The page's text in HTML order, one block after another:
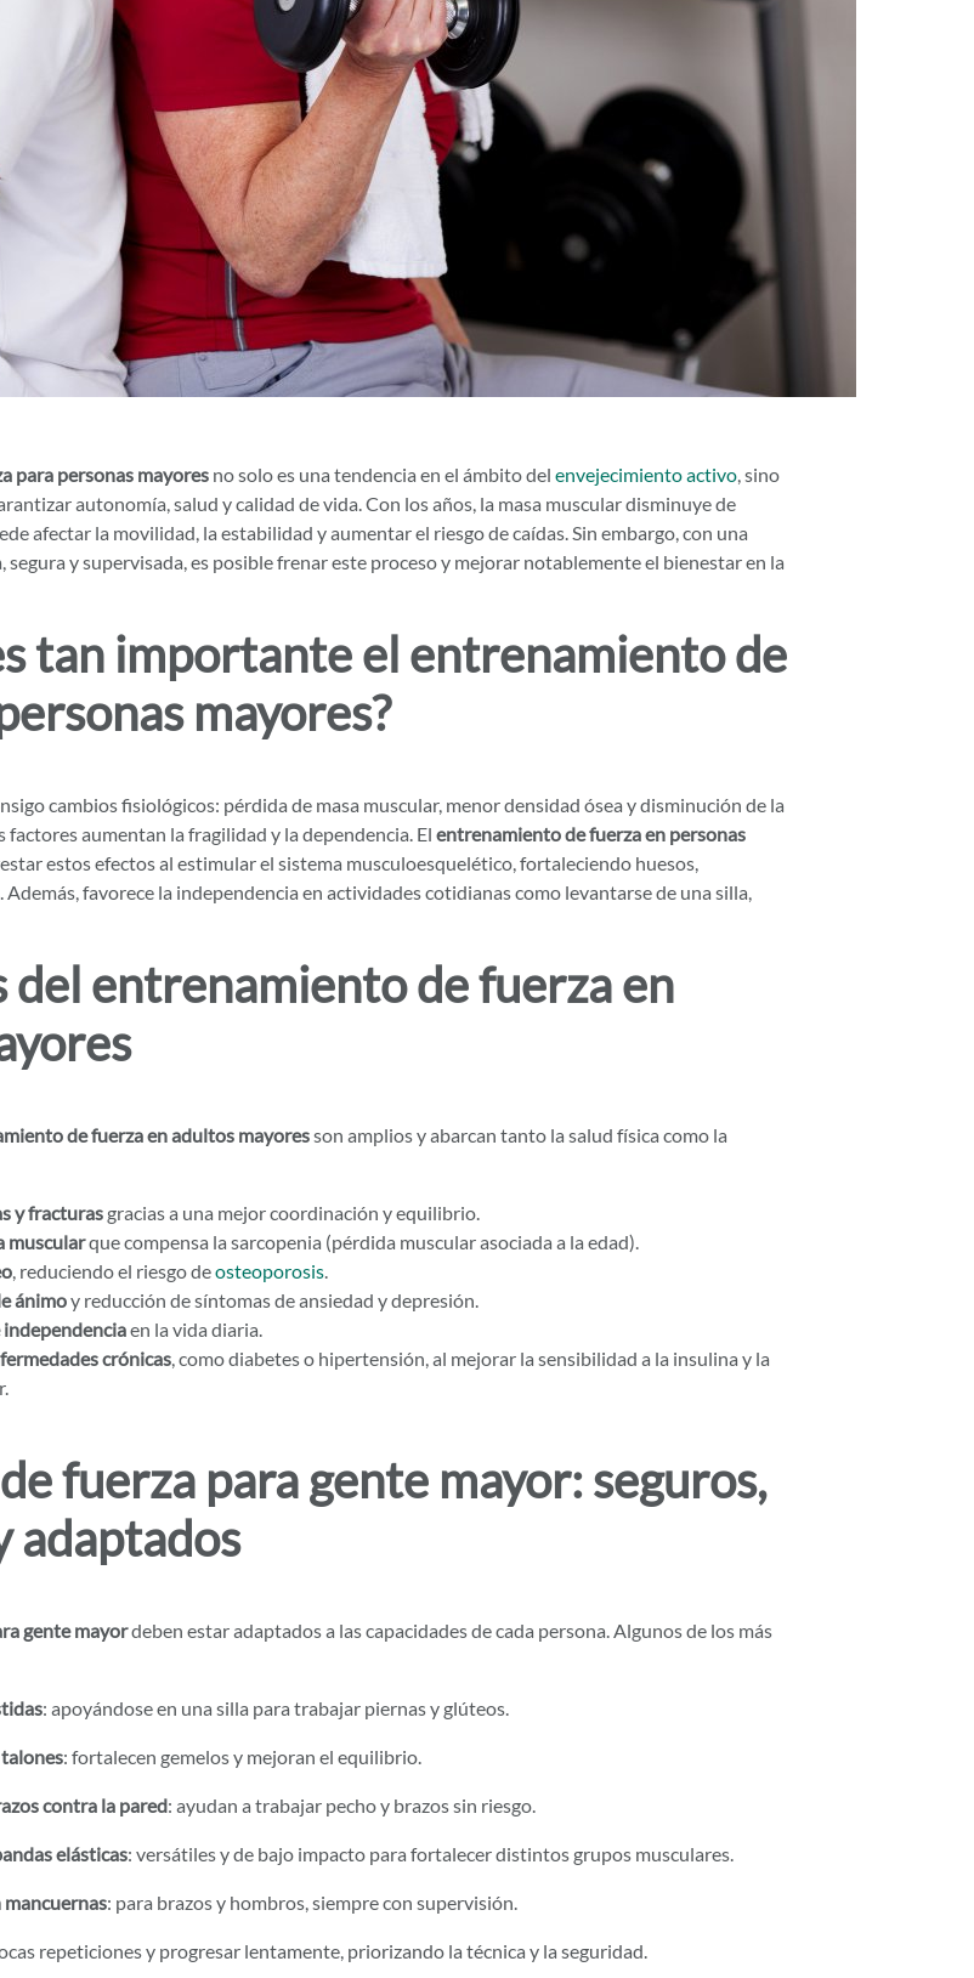
para personas mayoresno solo es una tendencia en el ámbito del envejecimiento activo, sino
autonomía, salud y calidad de vida. Con los años, la masa muscular disminuye de
afectar la movilidad, la estabilidad y aumentar el riesgo de caídas. Sin embargo, con una
segura y supervisada, es posible frenar este proceso y mejorar notablemente el bienestar en la
tan importante el entrenamiento de
mayores?
cambios fisiológicos: pérdida de masa muscular, menor densidad ósea y disminución de la
factores aumentan la fragilidad y la dependencia. El entrenamiento de fuerza en personas
estos efectos al estimular el sistema musculoesquelético, fortaleciendo huesos,
favorece la independencia en actividades cotidianas como levantarse de una silla,
del entrenamiento de fuerza en
de fuerza en adultos mayoresson amplios y abarcan tanto la salud física como la
y fracturasgracias a una mejor coordinación y equilibrio.
muscularque compensa la sarcopenia (pérdida muscular asociada a la edad).
, reduciendo el riesgo deosteoporosis.
ánimoy reducción de síntomas de ansiedad y depresión.
en la vida diaria.
crónicas, como diabetes o hipertensión, al mejorar la sensibilidad a la insulina y la
fuerza para gente mayor: seguros,
adaptados
gente mayordeben estar adaptados a las capacidades de cada persona. Algunos de los más
: apoyándose en una silla para trabajar piernas y glúteos.
: fortalecen gemelos y mejoran el equilibrio.
contra la pared: ayudan a trabajar pecho y brazos sin riesgo.
elásticas: versátiles y de bajo impacto para fortalecer distintos grupos musculares.
mancuernas: para brazos y hombros, siempre con supervisión.
repeticiones y progresar lentamente, priorizando la técnica y la seguridad.